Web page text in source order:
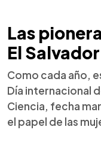
Las
El Salvador
Como cada año,
Día internacional
Ciencia, fecha
el papel de las